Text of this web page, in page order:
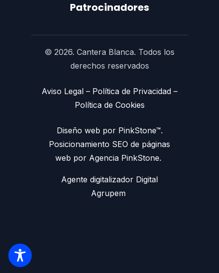
Patrocinadores
© 2026. Cantera Blanca. Todos los
derechos reservados
Aviso Legal – Política de Privacidad –
Política de Cookies
Diseño web por PinkStone™.
Posicionamiento SEO de páginas
web por Agencia PinkStone.
Agente digitalizador Digital
Agrupem